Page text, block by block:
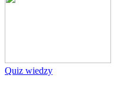
Quiz wiedzy